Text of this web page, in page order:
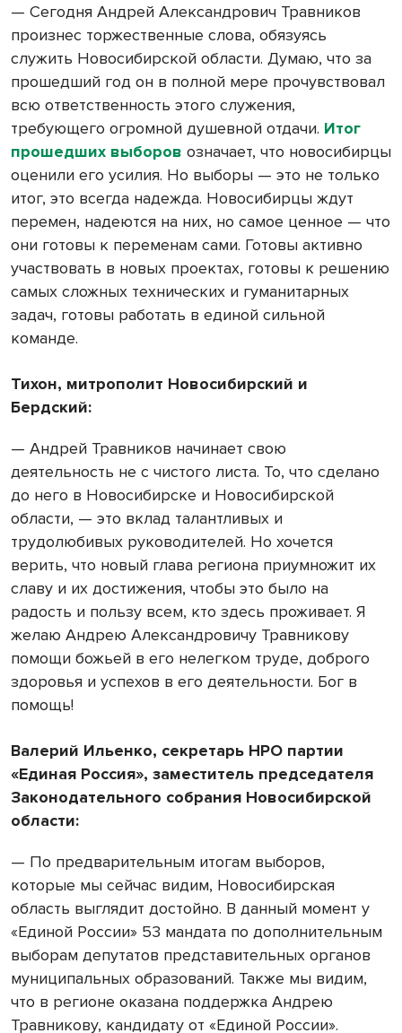
— Сегодня Андрей Александрович Травников
произнес торжественные слова, обязуясь
служить Новосибирской области. Думаю, что за
прошедший год он в полной мере прочувствовал
всю ответственность этого служения,
требующего огромной душевной отдачи. Итог
прошедших выборов означает, что новосибирцы
оценили его усилия. Но выборы — это не только
итог, это всегда надежда. Новосибирцы ждут
перемен, надеются на них, но самое ценное — что
они готовы к переменам сами. Готовы активно
участвовать в новых проектах, готовы к решению
самых сложных технических и гуманитарных
задач, готовы работать в единой сильной
команде.
Тихон, митрополит Новосибирский и
Бердский:
— Андрей Травников начинает свою
деятельность не с чистого листа. То, что сделано
до него в Новосибирске и Новосибирской
области, — это вклад талантливых и
трудолюбивых руководителей. Но хочется
верить, что новый глава региона приумножит их
славу и их достижения, чтобы это было на
радость и пользу всем, кто здесь проживает. Я
желаю Андрею Александровичу Травникову
помощи божьей в его нелегком труде, доброго
здоровья и успехов в его деятельности. Бог в
помощь!
Валерий Ильенко, секретарь НРО партии
«Единая Россия», заместитель председателя
Законодательного собрания Новосибирской
области:
— По предварительным итогам выборов,
которые мы сейчас видим, Новосибирская
область выглядит достойно. В данный момент у
«Единой России» 53 мандата по дополнительным
выборам депутатов представительных органов
муниципальных образований. Также мы видим,
что в регионе оказана поддержка Андрею
Травникову, кандидату от «Единой России».